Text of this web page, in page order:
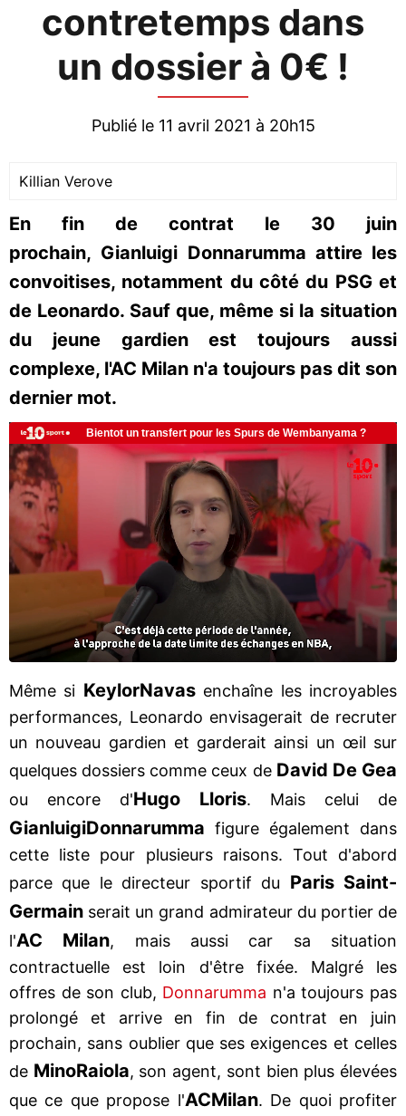
contretemps dans
un dossier à 0€ !
Publié le 11 avril 2021 à 20h15
Killian Verove
En fin de contrat le 30 juin
prochain, Gianluigi Donnarumma attire les
convoitises, notamment du côté du PSG et
de Leonardo. Sauf que, même si la situation
du jeune gardien est toujours aussi
complexe, l'AC Milan n'a toujours pas dit son
dernier mot.
Même si KeylorNavasenchaîne les incroyables
performances, Leonardo envisagerait de recruter
un nouveau gardien et garderait ainsi un œil sur
quelques dossiers comme ceux de David De Gea
ou encore d'Hugo Lloris. Mais celui de
GianluigiDonnarumma figure également dans
cette liste pour plusieurs raisons. Tout d'abord
parce que le directeur sportif du Paris Saint-
Germain serait un grand admirateur du portier de
l'AC Milan, mais aussi car sa situation
contractuelle est loin d'être fixée. Malgré les
offres de son club, Donnarumma n'a toujours pas
prolongé et arrive en fin de contrat en juin
prochain, sans oublier que ses exigences et celles
de MinoRaiola, son agent, sont bien plus élevées
que ce que propose l'ACMilan. De quoi profiter